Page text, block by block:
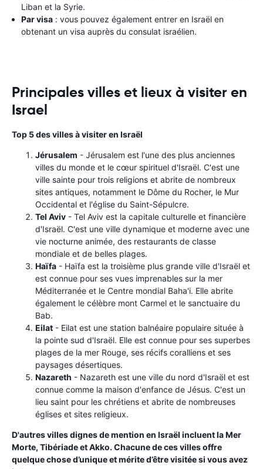
Liban et la Syrie.
Par visa : vous pouvez également entrer en Israël en
obtenant un visa auprès du consulat israélien.
Principales villes et lieux à visiter en
Israel
Top 5 des villes à visiter en Israël
Jérusalem - Jérusalem est l'une des plus anciennes
villes du monde et le cœur spirituel d'Israël. C'est une
ville sainte pour trois religions et abrite de nombreux
sites antiques, notamment le Dôme du Rocher, le Mur
Occidental et l'église du Saint-Sépulcre.
Tel Aviv - Tel Aviv est la capitale culturelle et financière
d'Israël. C'est une ville dynamique et moderne avec une
vie nocturne animée, des restaurants de classe
mondiale et de belles plages.
Haïfa - Haïfa est la troisième plus grande ville d'Israël et
est connue pour ses vues imprenables sur la mer
Méditerranée et le Centre mondial Baha'i. Elle abrite
également le célèbre mont Carmel et le sanctuaire du
Bab.
Eilat - Eilat est une station balnéaire populaire située à
la pointe sud d'Israël. Elle est connue pour ses superbes
plages de la mer Rouge, ses récifs coralliens et ses
paysages désertiques.
Nazareth - Nazareth est une ville du nord d'Israël et est
connue comme la maison d'enfance de Jésus. C'est un
lieu saint pour les chrétiens et abrite de nombreuses
églises et sites religieux.
D'autres villes dignes de mention en Israël incluent la Mer
Morte, Tibériade et Akko. Chacune de ces villes offre
quelque chose d’unique et mérite d’être visitée si vous avez